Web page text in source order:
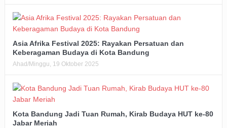
Asia Afrika Festival 2025: Rayakan Persatuan dan
Keberagaman Budaya di Kota Bandung
Ahad/Minggu, 19 Oktober 2025
Kota Bandung Jadi Tuan Rumah, Kirab Budaya HUT ke-80
Jabar Meriah